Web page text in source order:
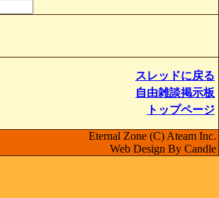
スレッドに戻る
自由雑談掲示板
トップページ
Eternal Zone (C) Ateam Inc.
Web Design By Candle